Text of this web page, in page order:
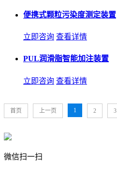
便携式颗粒污染度测定装置
立即咨询 查看详情
PUL润滑脂智能加注装置
立即咨询 查看详情
首页 上一页 1 2 3
微信扫一扫